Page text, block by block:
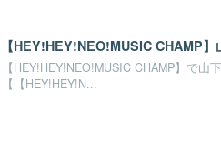
【HEY!HEY!NEO!MUSIC CHAMP
【HEY!HEY!NEO!MUSIC CHAMP】で
【【HEY!HEY!N...